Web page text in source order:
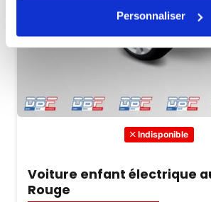
Personnaliser
Indisponible
Voiture enfant électrique
Rouge